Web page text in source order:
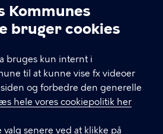
Kommunes
bruger cookies
bruges kun internt i
til at kunne vise fx videoer
og forbedre den generelle
hele vores cookiepolitik her
senere ved at klikke på
10-17 / Saturday and
København V